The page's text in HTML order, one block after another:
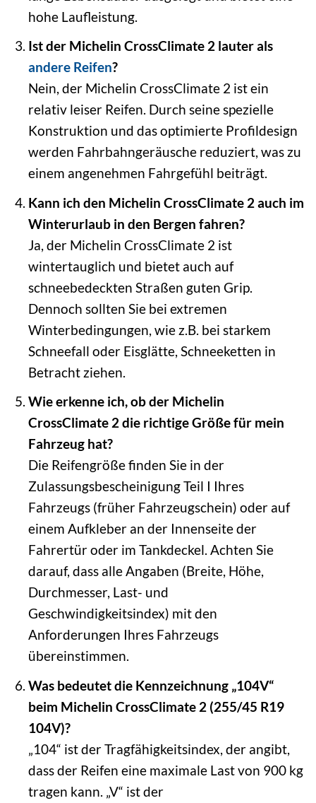
hohe Laufleistung.
Ist der Michelin CrossClimate 2 lauter als
andere Reifen?
Nein, der Michelin CrossClimate 2 ist ein
relativ leiser Reifen. Durch seine spezielle
Konstruktion und das optimierte Profildesign
werden Fahrbahngeräusche reduziert, was zu
einem angenehmen Fahrgefühl beiträgt.
Kann ich den Michelin CrossClimate 2 auch im
Winterurlaub in den Bergen fahren?
Ja, der Michelin CrossClimate 2 ist
wintertauglich und bietet auch auf
schneebedeckten Straßen guten Grip.
Dennoch sollten Sie bei extremen
Winterbedingungen, wie z.B. bei starkem
Schneefall oder Eisglätte, Schneeketten in
Betracht ziehen.
Wie erkenne ich, ob der Michelin
CrossClimate 2 die richtige Größe für mein
Fahrzeug hat?
Die Reifengröße finden Sie in der
Zulassungsbescheinigung Teil I Ihres
Fahrzeugs (früher Fahrzeugschein) oder auf
einem Aufkleber an der Innenseite der
Fahrertür oder im Tankdeckel. Achten Sie
darauf, dass alle Angaben (Breite, Höhe,
Durchmesser, Last- und
Geschwindigkeitsindex) mit den
Anforderungen Ihres Fahrzeugs
übereinstimmen.
Was bedeutet die Kennzeichnung „104V“
beim Michelin CrossClimate 2 (255/45 R19
104V)?
„104“ ist der Tragfähigkeitsindex, der angibt,
dass der Reifen eine maximale Last von 900 kg
tragen kann. „V“ ist der